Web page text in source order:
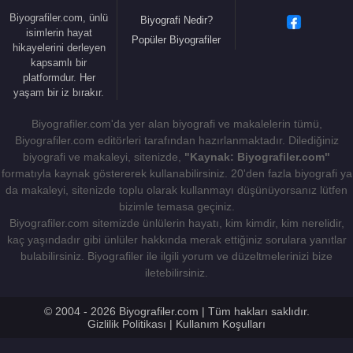
Biyografiler.com, ünlü
isimlerin hayat
hikayelerini derleyen
kapsamlı bir
platformdur. Her
yaşam bir iz bırakır.
Biyografi Nedir?
Popüler Biyografiler
Biyografiler.com'da yer alan biyografi ve makalelerin tümü,
Biyografiler.com editörleri tarafından hazırlanmaktadır. Dilediğiniz
biyografi ve makaleyi, sitenizde, "Kaynak: Biyografiler.com"
formatıyla kaynak göstererek kullanabilirsiniz. 20'den fazla biyografi ya
da makaleyi, sitenizde toplu olarak kullanmayı düşünüyorsanız lütfen
bizimle temasa geçiniz.
Biyografiler.com sitemizde ünlülerin hayatı, kim kimdir, kim nerelidir,
kaç yaşındadır gibi ünlüler hakkında merak ettiğiniz sorulara yanıtlar
bulabilirsiniz. Biyografiler ile ilgili yorum ve düzeltmelerinizi bize
iletebilirsiniz.
© 2004 - 2026 Biyografiler.com | Tüm hakları saklıdır.
Gizlilik Politikası | Kullanım Koşulları